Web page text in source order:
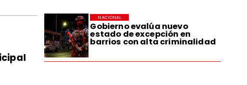
Gobierno evalúa nuevo
estado de excepción en
barrios con alta criminalidad
NACIONAL